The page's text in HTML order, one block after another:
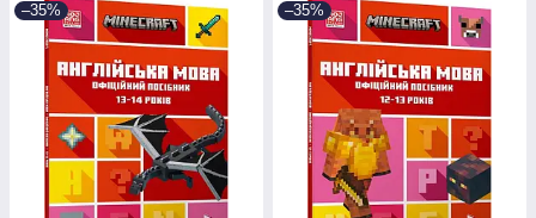
–35% –35%